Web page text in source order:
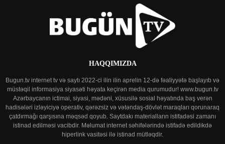
HAQQIMIZDA
Bugun.tv internet tv və saytı 2022-ci ilin ilin aprelin 12-də fəaliyyətə başlayıb və
müstəqil informasiya siyasəti həyata keçirən media qurumudur! www.bugun.tv
Azərbaycanın ictimai, siyasi, mədəni, xüsusilə sosial həyatında baş verən
hadisələri izləyiciyə operativ, qərəzsiz və vətəndaş-dövlət maraqları qorunaraq
çatdırmağı qarşısına məqsəd qoyub. Saytdakı materialların istifadəsi zamanı
istinad edilməsi vacibdir. Məlumat internet səhifələrində istifadə edildikdə
hiperlink vasitəsi ilə istinad mütləqdir.